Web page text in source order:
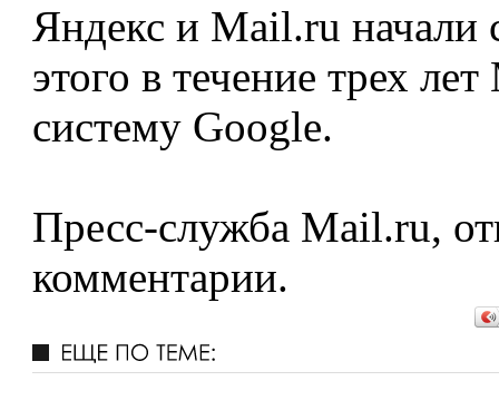
Яндекс и Mail.ru начали
этого в течение трех
систему Google.
Пресс-служба Mail.ru,
комментарии.